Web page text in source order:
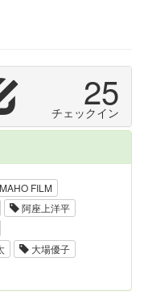
25
チェックイン
MAHO FILM
阿座上洋平
大場優子